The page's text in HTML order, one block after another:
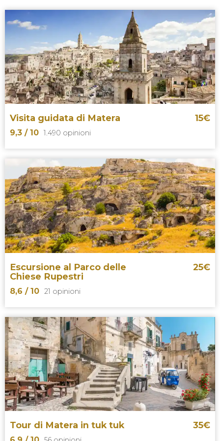
Visita guidata di Matera
9,3 / 10 1.490 opinioni
15€
9,3


1.490 opinioni
centro storico di Matera
Escursione al Parco delle
Chiese Rupestri
8,6 / 10 21 opinioni
25€
8,6


21 opinioni
escursione al parco delle chiese
rupestri di Matera
Tour di Matera in tuk tuk 35€